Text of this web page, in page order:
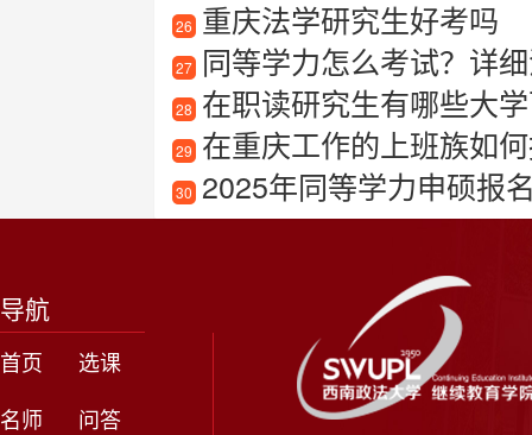
26 重庆法学研究生好考吗
27 同等学力怎么考试？详
28 在职读研究生有哪些大学可以
29 在重庆工作的上班族如
30 2025年同等学力申硕报
导航
首页
选课
名师
问答